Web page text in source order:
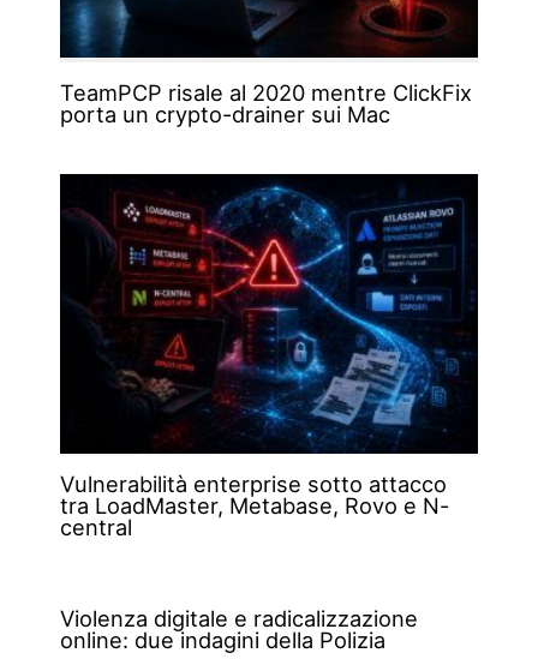
TeamPCP risale al 2020 mentre ClickFix
porta un crypto-drainer sui Mac
Vulnerabilità enterprise sotto attacco
tra LoadMaster, Metabase, Rovo e N-
central
Violenza digitale e radicalizzazione
online: due indagini della Polizia